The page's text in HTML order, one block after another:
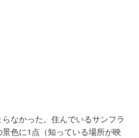
なかった。住んでいるサンフラ
色に1点（知っている場所が映